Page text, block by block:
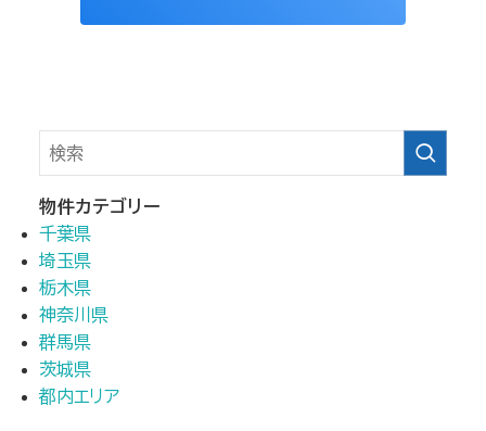
物件カテゴリー
千葉県
埼玉県
栃木県
神奈川県
群馬県
茨城県
都内エリア